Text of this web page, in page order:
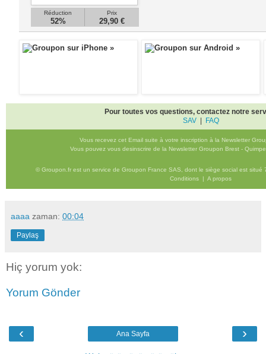
Réduction
52%
Prix
29,90 €
Pour toutes vos questions, contactez notre
SAV| FAQ
Vous recevez cet Email suite à votre inscription à la Newsletter
Vous pouvez vous desinscrire de la Newsletter Groupon Brest -
© Groupon.fr est un service de Groupon France SAS, dont le siège social est situé
Conditions | A propos
aaaa zaman: 00:04
Paylaş
Hiç yorum yok:
Yorum Gönder
‹ ›
Ana Sayfa